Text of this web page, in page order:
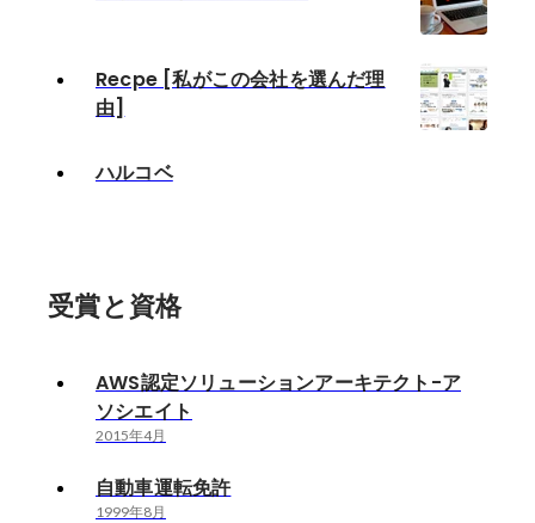
Recpe [私がこの会社を選んだ理
由]
ハルコベ
受賞と資格
AWS認定ソリューションアーキテクト-ア
ソシエイト
2015年4月
自動車運転免許
1999年8月